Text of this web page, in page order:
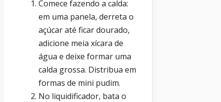
Comece fazendo a calda:
em uma panela, derreta o
açúcar até ficar dourado,
adicione meia xícara de
água e deixe formar uma
calda grossa. Distribua em
formas de mini pudim.
No liquidificador, bata o